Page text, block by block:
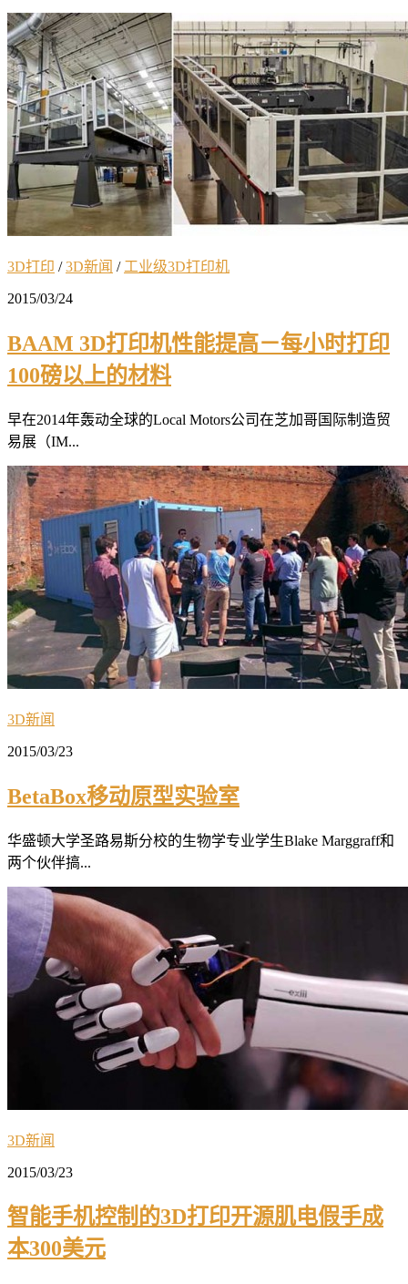
3D打印 /3D新闻 / 工业级3D打印机
2015/03/24
BAAM 3D打印机性能提高－每小时打印
100磅以上的材料
早在2014年轰动全球的Local Motors公司在芝加哥国际制造贸
易展（IM...
3D新闻
2015/03/23
BetaBox移动原型实验室
华盛顿大学圣路易斯分校的生物学专业学生Blake Marggraff和
两个伙伴搞...
3D新闻
2015/03/23
智能手机控制的3D打印开源肌电假手成
本300美元